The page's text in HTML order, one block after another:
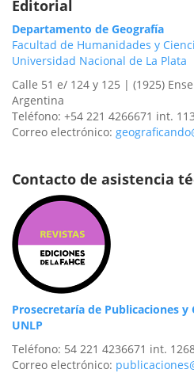
Editorial
Departamento de Geografía
Facultad de Humanidades y
Universidad Nacional de La Plata
Calle 51 e/ 124 y 125 | (1925)
Argentina
Teléfono: +54 221 4266671 int.
Correo electrónico:
Contacto de asistencia
Prosecretaría de Publicaciones
UNLP
Teléfono: 54 221 4236671 int.
Correo electrónico: